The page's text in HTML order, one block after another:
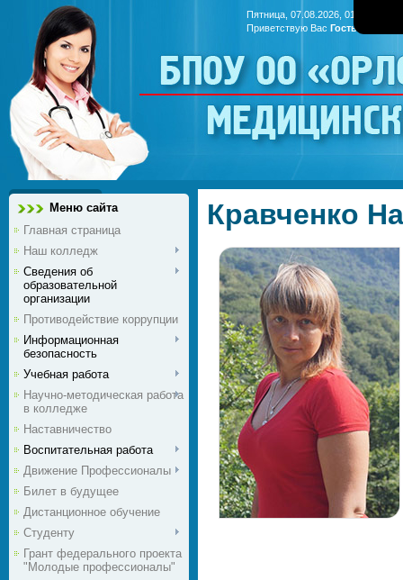
Пятница, 07.08.2026, 01:26
Приветствую Вас Гость
БПОУ ОО
Меню сайта
Главная страница
Наш колледж
Сведения об
образовательной
организации
Противодействие коррупции
Информационная
безопасность
Учебная работа
Научно-методическая работа
в колледже
Наставничество
Воспитательная работа
Движение Профессионалы
Билет в будущее
Дистанционное обучение
Студенту
Грант федерального проекта
"Молодые профессионалы"
Кравченко